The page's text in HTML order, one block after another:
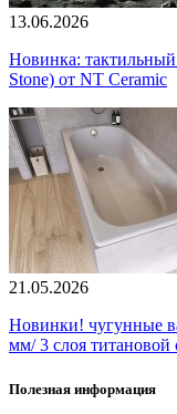
13.06.2026
Новинка:
Stone) от NT Ceramic
21.05.2026
Новинки! чугунные
мм/ 3 слоя титановой
Полезная информация